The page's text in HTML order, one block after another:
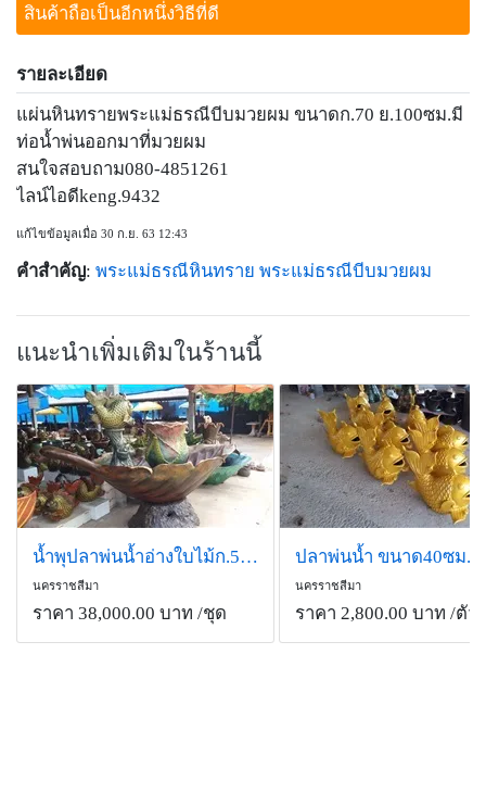
สินค้าถือเป็นอีกหนึ่งวิธีที่ดี
รายละเอียด
แผ่นหินทรายพระแม่ธรณีบีบมวยผม ขนาดก.70 ย.100ซม.มี
ท่อน้ำพ่นออกมาที่มวยผม
สนใจสอบถาม080-4851261
ไลน์ไอดีkeng.9432
แก้ไขข้อมูลเมื่อ 30 ก.ย. 63 12:43
คำสำคัญ: พระแม่ธรณีหินทราย พระแม่ธรณีบีบมวยผม
แนะนำเพิ่มเติมในร้านนี้
น้ำพุปลาพ่นน้ำอ่างใบไม้ก.50ซม.ย.300ซม.
นครราชสีมา
ราคา 38,000.00 บาท /ชุด
ปลาพ่นน้ำ ขนาด40ซม.
นครราชสีมา
ราคา 2,800.00 บาท /ตัว